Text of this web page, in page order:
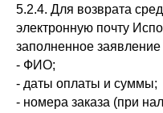
5.2.4. Для возврата
электронную почту
заполненное заявление
- ФИО;
- даты оплаты и суммы;
- номера заказа (при